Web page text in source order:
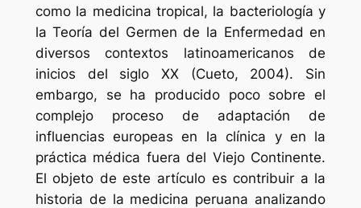
como la medicina tropical, la bacteriología y
la Teoría del Germen de la Enfermedad en
diversos contextos latinoamericanos de
inicios del siglo XX (Cueto, 2004). Sin
embargo, se ha producido poco sobre el
complejo proceso de adaptación de
influencias europeas en la clínica y en la
práctica médica fuera del Viejo Continente.
El objeto de este artículo es contribuir a la
historia de la medicina peruana analizando